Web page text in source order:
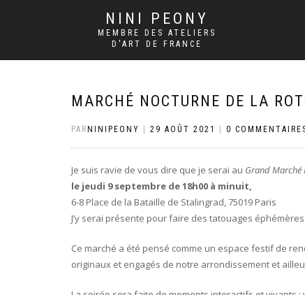
NINI PEONY
MEMBRE DES ATELIERS
D'ART DE FRANCE
MARCHÉ NOCTURNE DE LA
PAR NINIPEONY 29 AOÛT 2021 0
Je suis ravie de vous dire que je serai au Grand Marché
le jeudi 9 septembre de 18h00 à minuit,
6-8 Place de la Bataille de Stalingrad, 75019 Paris
J’y serai présente pour faire des tatouages
Ce marché a été pensé comme un espace festif de
originaux et engagés de notre arrondissement et